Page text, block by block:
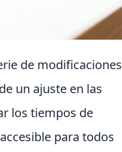
de modificaciones
un ajuste en las
los tiempos de
para todos